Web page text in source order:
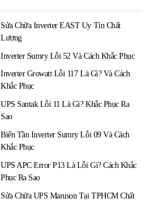
Sửa Chữa Inverter EAST Uy Tín Chất
Lượng
Inverter Sumry Lỗi 52 Và Cách Khắc Phục
Inverter Growatt Lỗi 117 Là Gì? Và Cách
Khắc Phục
UPS Santak Lỗi 11 Là Gì? Khắc Phục Ra
Sao
Biến Tần Inverter Sumry Lỗi 09 Và Cách
Khắc Phục
UPS APC Error P13 Là Lỗi Gì? Cách Khắc
Phục Ra Sao
Sửa Chữa UPS Maruson Tại TPHCM Chất